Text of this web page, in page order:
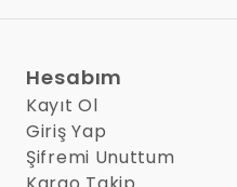
Hesabım
Kayıt Ol
Giriş Yap
Şifremi Unuttum